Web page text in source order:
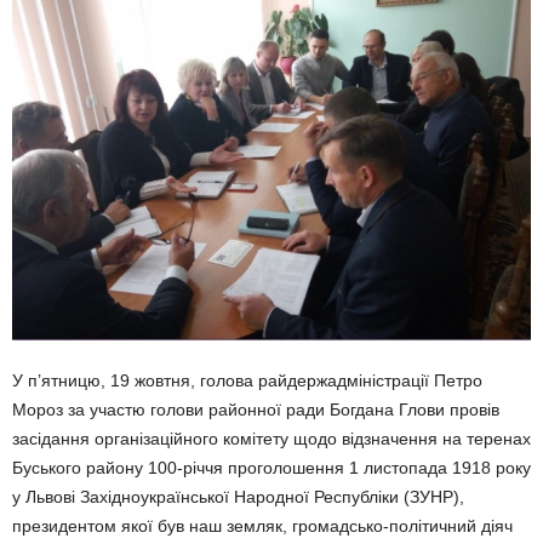
У п’ятницю, 19 жовтня, голова райдержадміністрації Петро
Мороз за участю голови районної ради Богдана Глови провів
засідання організаційного комітету щодо відзначення на теренах
Буського району 100-річчя проголошення 1 листопада 1918 року
у Львові Західноукраїнської Народної Республіки (ЗУНР),
президентом якої був наш земляк, громадсько-політичний діяч